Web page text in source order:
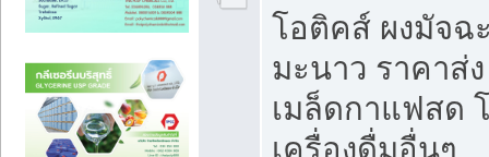
โอติคส์ ผงมัจฉ
มะนาว ราคาส่
เมล็ดกาแฟสด
เครื่องดื่มอื่นๆ